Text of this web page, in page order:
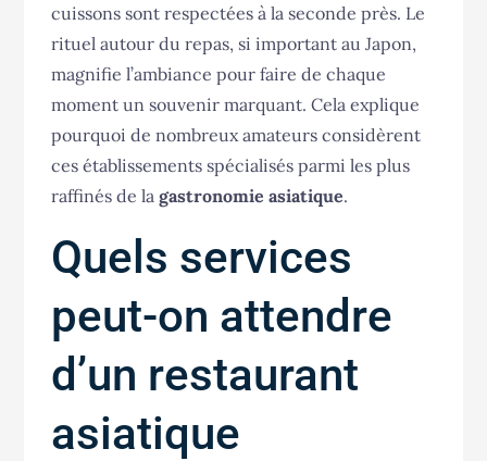
cuissons sont respectées à la seconde près. Le
rituel autour du repas, si important au Japon,
magnifie l’ambiance pour faire de chaque
moment un souvenir marquant. Cela explique
pourquoi de nombreux amateurs considèrent
ces établissements spécialisés parmi les plus
raffinés de lagastronomie asiatique.
Quels services
peut-on attendre
d’un restaurant
asiatique